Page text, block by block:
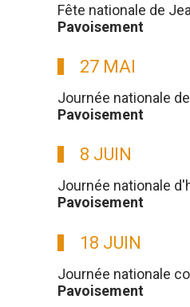
Fête nationale de
Pavoisement
27 MAI
Journée nationale
Pavoisement
8 JUIN
Journée nationale
Pavoisement
18 JUIN
Journée nationale
Pavoisement